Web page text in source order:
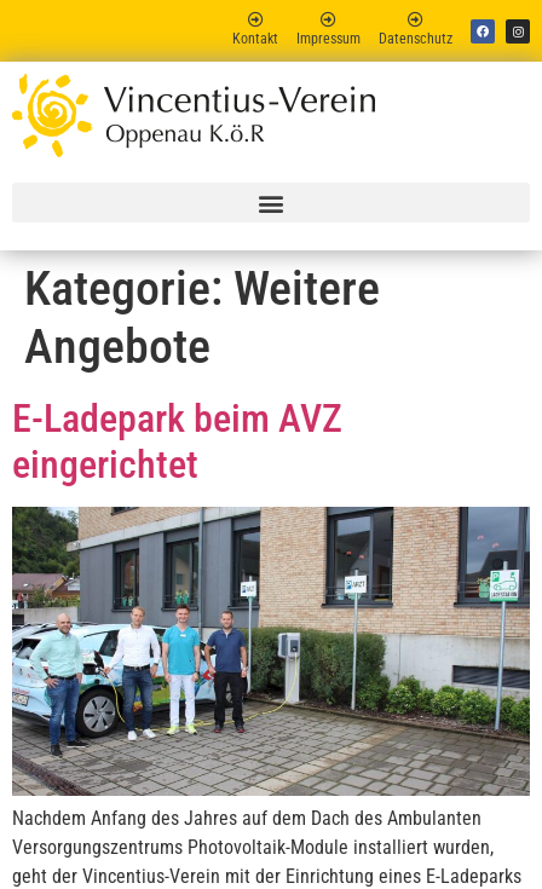
Kontakt Impressum Datenschutz
Kategorie: Weitere
Angebote
E-Ladepark beim AVZ
eingerichtet
Nachdem Anfang des Jahres auf dem Dach des Ambulanten
Versorgungszentrums Photovoltaik-Module installiert wurden,
geht der Vincentius-Verein mit der Einrichtung eines E-Ladeparks
Vincent
Online